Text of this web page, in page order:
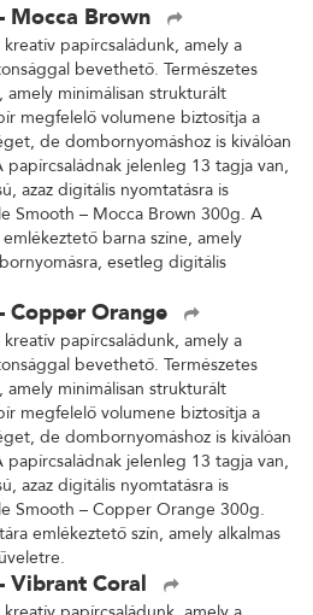
Mocca Brown
papírcsaládunk, amely a
bevethető. Természetes
minimálisan strukturált
megfelelő volumene biztosítja a
de dombornyomáshoz is kiválóan
papírcsaládnak jelenleg 13 tagja van,
azaz digitális nyomtatásra is
Smooth – Mocca Brown 300g. A
barna színe, amely
esetleg digitális
Copper Orange
papírcsaládunk, amely a
bevethető. Természetes
minimálisan strukturált
megfelelő volumene biztosítja a
de dombornyomáshoz is kiválóan
papírcsaládnak jelenleg 13 tagja van,
azaz digitális nyomtatásra is
Smooth – Copper Orange 300g.
emlékeztető szín, amely alkalmas
Vibrant Coral